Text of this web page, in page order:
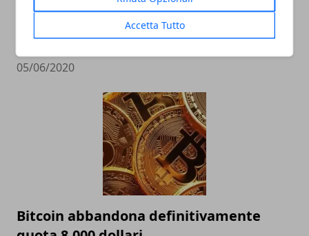
Accetta Tutto
Perché le criptovalute sono smart: cosa
attrae gli investitori?
05/06/2020
Bitcoin abbandona definitivamente